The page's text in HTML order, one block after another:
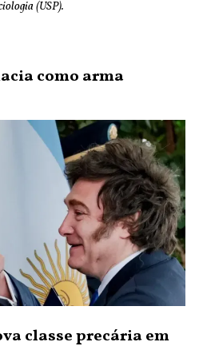
(USP).
como arma
classe precária em